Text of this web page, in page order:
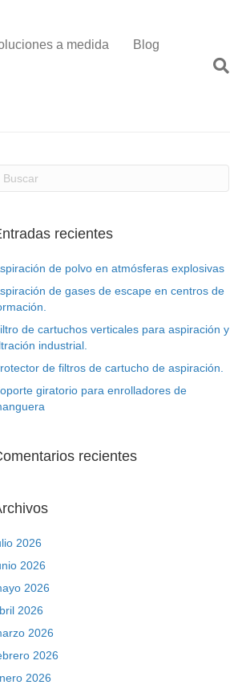
a medida Blog
recientes
de polvo en atmósferas explosivas
de gases de escape en centros de
de cartuchos verticales para aspiración y
industrial.
de filtros de cartucho de aspiración.
giratorio para enrolladores de
recientes
2026
2026
2026
2026
2026
2026
2026